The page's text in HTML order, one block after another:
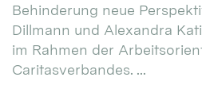
Behinderung neue
Dillmann und Alexandra
im Rahmen der
Caritasverbandes. ...